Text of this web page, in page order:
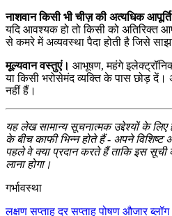
नाशवान किसी भी चीज़ की अत्यधिक
यदि आवश्यक हो तो किसी को अतिरिक्त
से कमरे में अव्यवस्था पैदा होती है जिसे
मूल्यवान वस्तुएं। आभूषण, महंगे
या किसी भरोसेमंद व्यक्ति के पास छोड़
नहीं हैं।
यह लेख सामान्य सूचनात्मक उद्देश्यों के
के बीच काफी भिन्न होते हैं - अपने
पहले वे क्या प्रदान करते हैं ताकि इस
लाना होगा।
गर्भावस्था
लक्षणसप्ताह दर सप्ताहपोषण औजारब्लॉग